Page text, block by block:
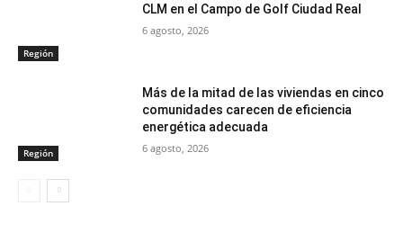
Región
CLM en el Campo de Golf Ciudad Real
6 agosto, 2026
Región
Más de la mitad de las viviendas en cinco
comunidades carecen de eficiencia
energética adecuada
6 agosto, 2026